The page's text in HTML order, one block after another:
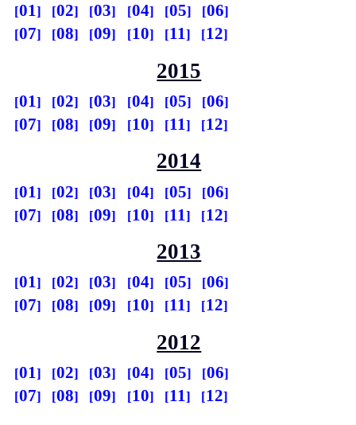
01 02 03 04 05
06
07
08 09 10 11 12
2015
01 02 03 04 05
06
07
08 09 10 11 12
2014
01 02 03 04 05
06
07
08 09 10 11 12
2013
01 02 03 04 05
06
07
08 09 10 11 12
2012
01 02 03 04 05
06
07
08 09 10 11 12